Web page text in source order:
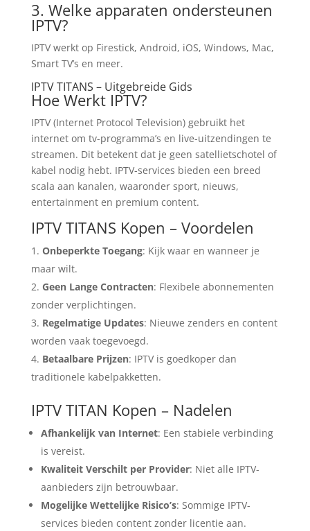
3. Welke apparaten ondersteunen
IPTV?
IPTV werkt op Firestick, Android, iOS, Windows, Mac,
Smart TV’s en meer.
IPTV TITANS – Uitgebreide Gids
Hoe Werkt IPTV?
IPTV (Internet Protocol Television) gebruikt het
internet om tv-programma’s en live-uitzendingen te
streamen. Dit betekent dat je geen satellietschotel of
kabel nodig hebt. IPTV-services bieden een breed
scala aan kanalen, waaronder sport, nieuws,
entertainment en premium content.
IPTV TITANS Kopen – Voordelen
Onbeperkte Toegang: Kijk waar en wanneer je
maar wilt.
Geen Lange Contracten: Flexibele abonnementen
zonder verplichtingen.
Regelmatige Updates: Nieuwe zenders en content
worden vaak toegevoegd.
Betaalbare Prijzen: IPTV is goedkoper dan
traditionele kabelpakketten.
IPTV TITAN Kopen – Nadelen
Afhankelijk van Internet: Een stabiele verbinding
is vereist.
Kwaliteit Verschilt per Provider: Niet alle IPTV-
aanbieders zijn betrouwbaar.
Mogelijke Wettelijke Risico’s: Sommige IPTV-
services bieden content zonder licentie aan.